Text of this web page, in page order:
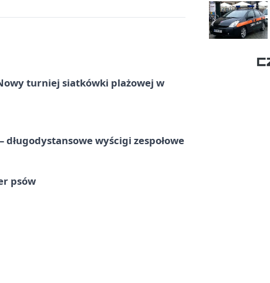
turniej siatkówki plażowej w
wyścigi zespołowe
psów